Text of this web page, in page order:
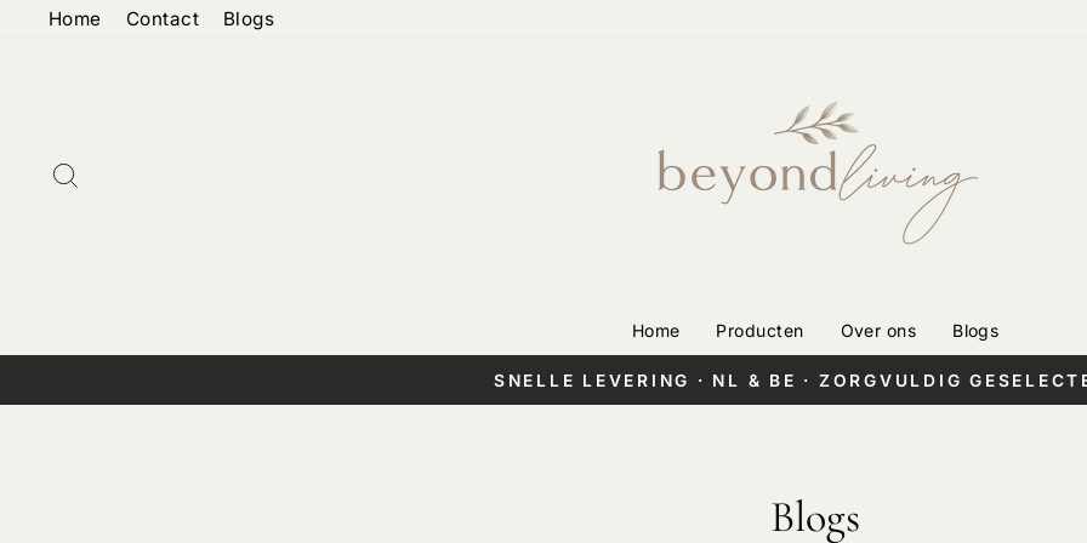
Doorgaan
Home Contact Blogs
Home Producten Over ons Blogs
SNELLE LEVERING · NL & BE · ZORGVULDIG
Blogs